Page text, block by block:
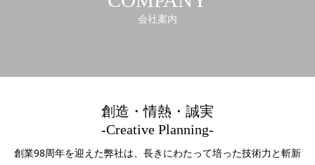
会社案内
創造・情熱・誠実
-Creative Planning-
創業98周年を迎えた弊社は、長きにわたって培った技術力と斬新